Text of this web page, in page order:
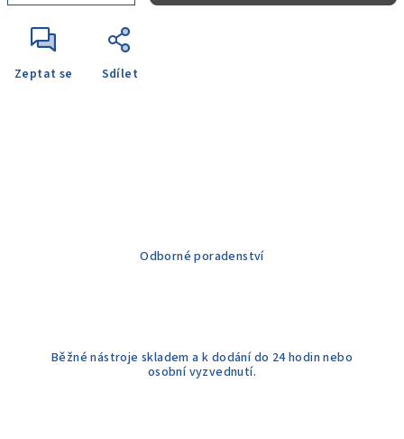
Zeptat se Sdílet
Odborné poradenství
Běžné nástroje skladem a k dodání do 24 hodin nebo
osobní vyzvednutí.